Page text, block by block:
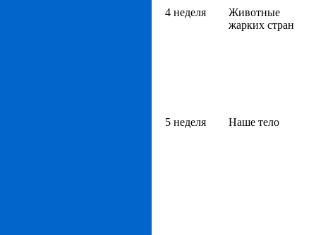
4 неделя
Животные
жарких стран
5 неделя Наше тело